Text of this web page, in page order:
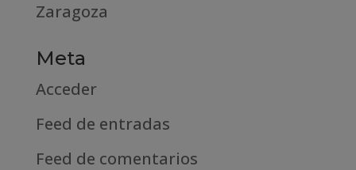
Zaragoza
Meta
Acceder
Feed de entradas
Feed de comentarios